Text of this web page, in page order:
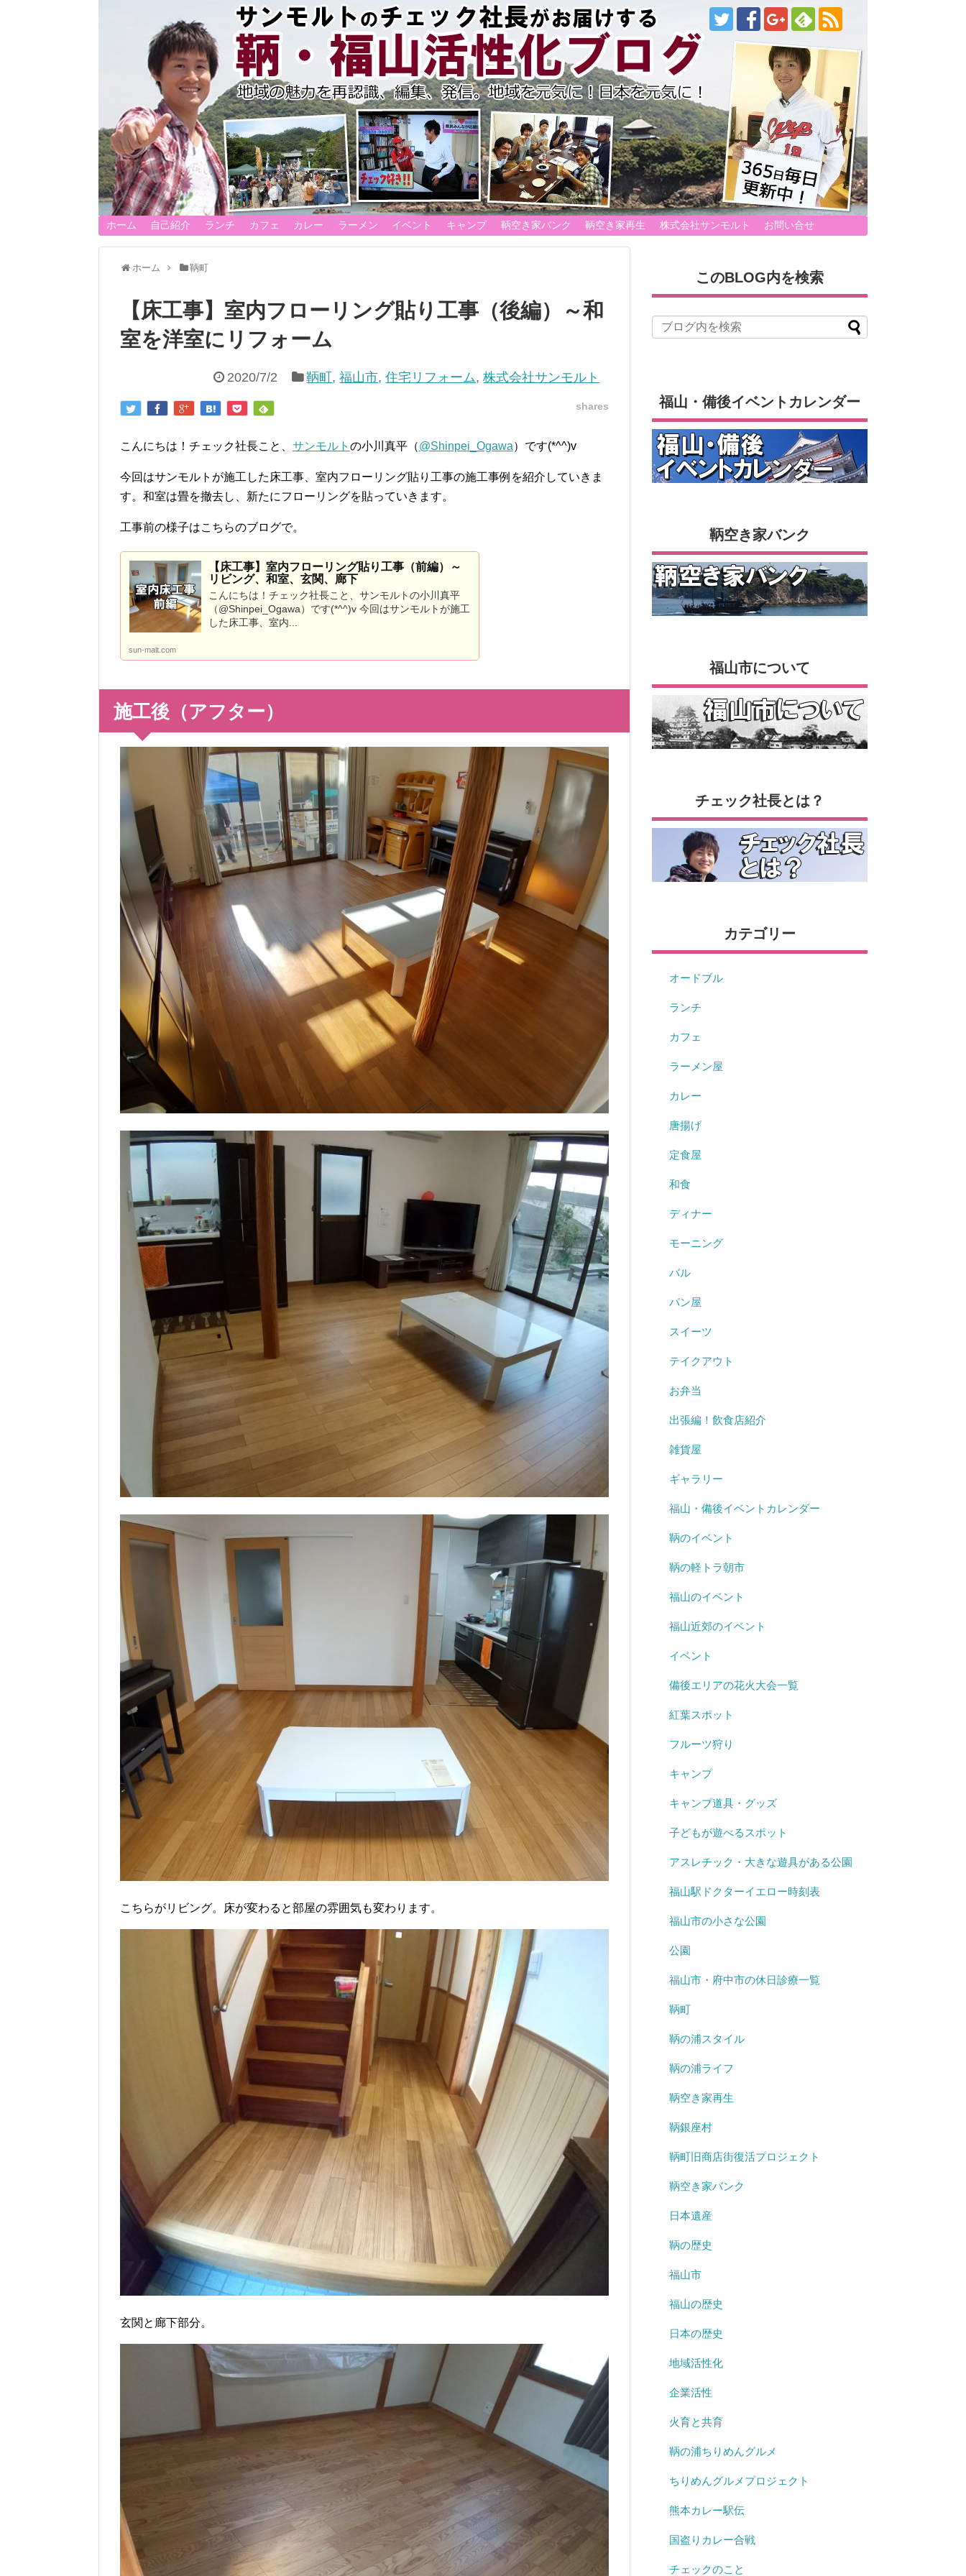
ホーム 自己紹介 ランチ カフェ カレー ラーメン イベント キャンプ 鞆空き家バンク 鞆空き家再生 株式会社サンモルト お問い合せ
ホーム 鞆町
【床工事】室内フローリング貼り工事（後編）～和
室を洋室にリフォーム
2020/7/2 鞆町 ,福山市,住宅リフォーム,株式会社サンモルト
shares
こんにちは！チェック社長こと、 サンモルト の小川真平（@Shinpei_Ogawa）です(*^^)v
今回はサンモルトが施工した床工事、室内フローリング貼り工事の施工事例を紹介していきま
す。和室は畳を撤去し、新たにフローリングを貼っていきます。
工事前の様子はこちらのブログで。
【床工事】室内フローリング貼り工事（前編）～
リビング、和室、玄関、廊下
こんにちは！チェック社長こと、サンモルトの小川真平
（@Shinpei_Ogawa）です(*^^)v 今回はサンモルトが施工
した床工事、室内...
sun-malt.com
施工後（アフター）
こちらがリビング。床が変わると部屋の雰囲気も変わります。
玄関と廊下部分。
このBLOG内を検索
福山・備後イベントカレンダー
鞆空き家バンク
福山市について
チェック社長とは？
カテゴリー
オードブル
ランチ
カフェ
ラーメン屋
カレー
唐揚げ
定食屋
和食
ディナー
モーニング
バル
パン屋
スイーツ
テイクアウト
お弁当
出張編！飲食店紹介
雑貨屋
ギャラリー
福山・備後イベントカレンダー
鞆のイベント
鞆の軽トラ朝市
福山のイベント
福山近郊のイベント
イベント
備後エリアの花火大会一覧
紅葉スポット
フルーツ狩り
キャンプ
キャンプ道具・グッズ
子どもが遊べるスポット
アスレチック・大きな遊具がある公園
福山駅ドクターイエロー時刻表
福山市の小さな公園
公園
福山市・府中市の休日診療一覧
鞆町
鞆の浦スタイル
鞆の浦ライフ
鞆空き家再生
鞆銀座村
鞆町旧商店街復活プロジェクト
鞆空き家バンク
日本遺産
鞆の歴史
福山市
福山の歴史
日本の歴史
地域活性化
企業活性
火育と共育
鞆の浦ちりめんグルメ
ちりめんグルメプロジェクト
熊本カレー駅伝
国盗りカレー合戦
チェックのこと